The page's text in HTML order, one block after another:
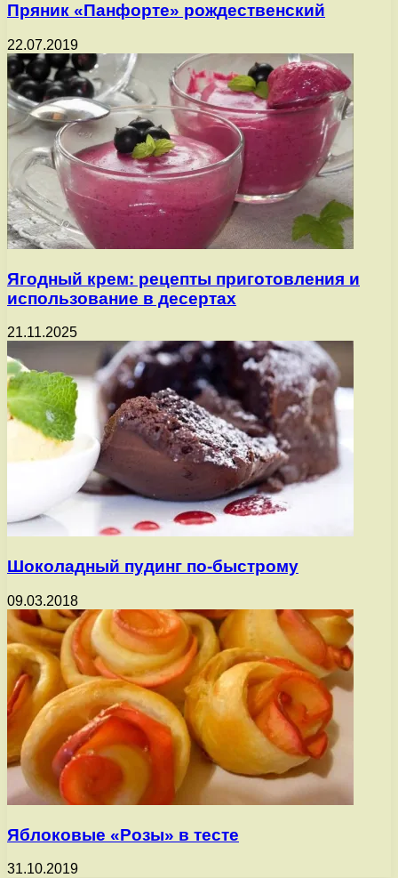
Пряник «Панфорте» рождественский
22.07.2019
Ягодный крем: рецепты приготовления и
использование в десертах
21.11.2025
Шоколадный пудинг по-быстрому
09.03.2018
Яблоковые «Розы» в тесте
31.10.2019